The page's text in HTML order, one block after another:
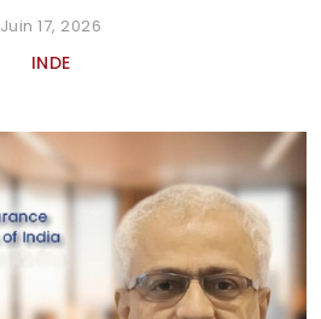
Juin 17, 2026
INDE